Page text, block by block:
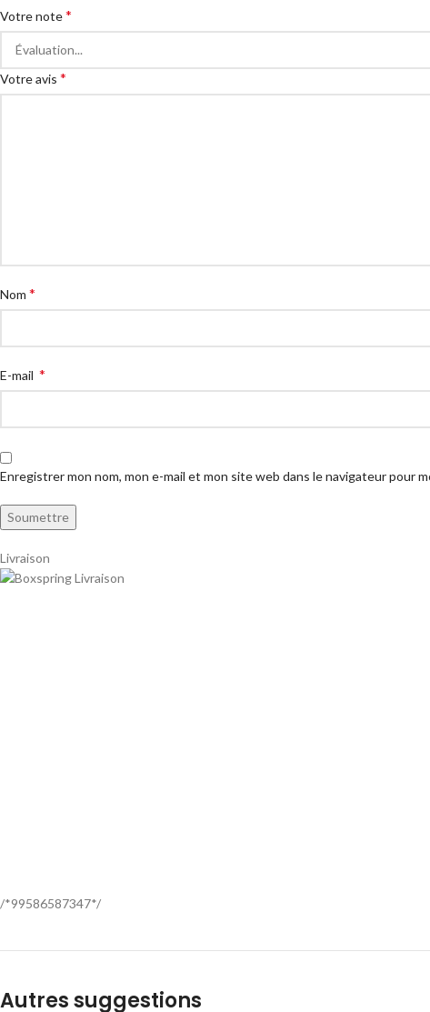
Votre note*
Votre avis *
Nom *
E-mail *
Enregistrer mon nom, mon e-mail et mon site web dans le navigateur pour
Livraison
/*99586587347*/
Autres suggestions